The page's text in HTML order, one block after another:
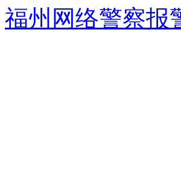
福州网络警察报